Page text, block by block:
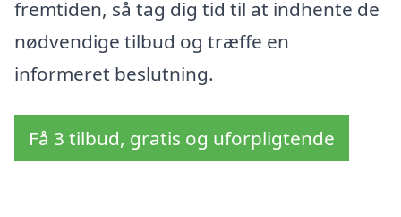
fremtiden, så tag dig tid til at indhente de
nødvendige tilbud og træffe en
informeret beslutning.
Få 3 tilbud, gratis og uforpligtende